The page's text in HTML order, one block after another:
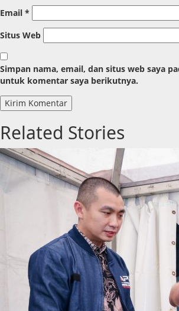
Email *
Situs Web
Simpan nama, email, dan situs web saya
untuk komentar saya berikutnya.
Related Stories